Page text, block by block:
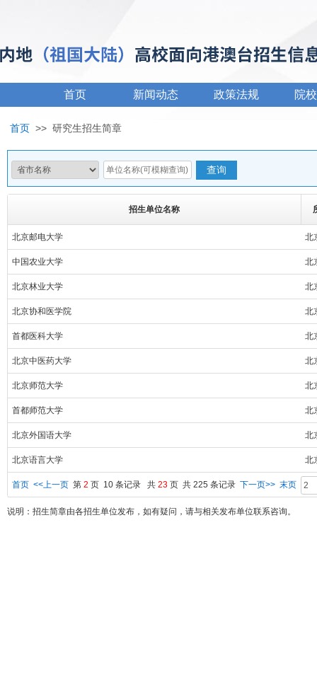
首页 新闻动态 政策法规 院
首页 >> 研究生招生简章
招生单位名称
北京邮电大学 北
中国农业大学 北
北京林业大学 北
北京协和医学院 北
首都医科大学 北
北京中医药大学 北
北京师范大学 北
首都师范大学 北
北京外国语大学 北
北京语言大学 北
首页 <<上一页 第 2 页 10 条记录 共 23 页 共 225 条记录 下一页>> 末页
说明：招生简章由各招生单位发布，如有疑问，请与相关发布单位联系咨询。